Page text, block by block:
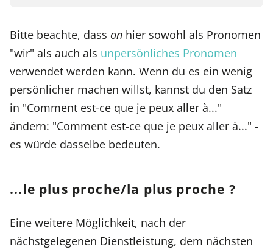
Bitte beachte, dass on hier sowohl als Pronomen
"wir" als auch als unpersönliches Pronomen
verwendet werden kann. Wenn du es ein wenig
persönlicher machen willst, kannst du den Satz
in "Comment est-ce que je peux aller à..."
ändern: "Comment est-ce que je peux aller à..." -
es würde dasselbe bedeuten.
...le plus proche/la plus proche ?
Eine weitere Möglichkeit, nach der
nächstgelegenen Dienstleistung, dem nächsten